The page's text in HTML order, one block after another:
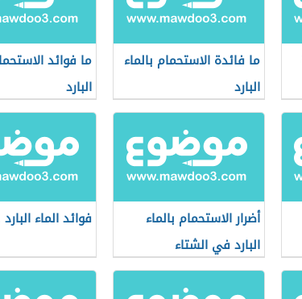
ما فائدة الاستحمام بالماء
البارد
ما فوائد
البارد
أضرار الاستحمام بالماء
البارد في الشتاء
فوائد الماء